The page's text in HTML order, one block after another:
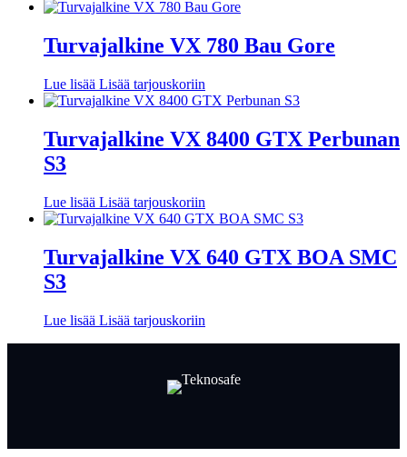
Turvajalkine VX 780 Bau Gore
Lue lisää Lisää tarjouskoriin
Turvajalkine VX 8400 GTX Perbunan
S3
Lue lisää Lisää tarjouskoriin
Turvajalkine VX 640 GTX BOA SMC
S3
Lue lisää Lisää tarjouskoriin